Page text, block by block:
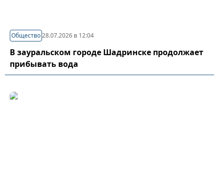
Общество28.07.2026 в 12:04
В зауральском городе Шадринске продолжает
прибывать вода